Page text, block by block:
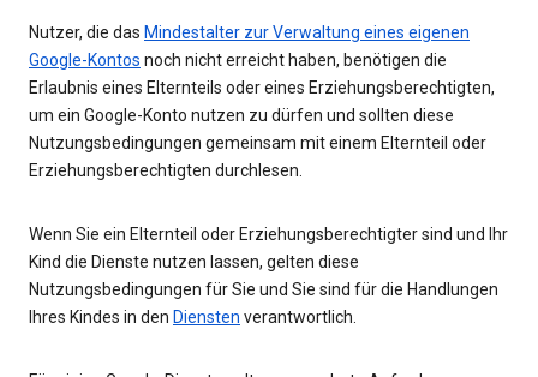
Nutzer, die das Mindestalter zur Verwaltung eines eigenen
Google-Kontos noch nicht erreicht haben, benötigen die
Erlaubnis eines Elternteils oder eines Erziehungsberechtigten,
um ein Google-Konto nutzen zu dürfen und sollten diese
Nutzungsbedingungen gemeinsam mit einem Elternteil oder
Erziehungsberechtigten durchlesen.
Wenn Sie ein Elternteil oder Erziehungsberechtigter sind und Ihr
Kind die Dienste nutzen lassen, gelten diese
Nutzungsbedingungen für Sie und Sie sind für die Handlungen
Ihres Kindes in den Diensten verantwortlich.